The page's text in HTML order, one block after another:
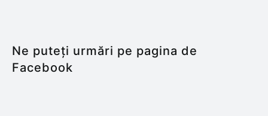
Ne puteți urmări pe pagina de
Facebook